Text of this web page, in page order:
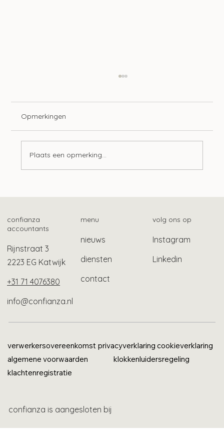
Opmerkingen
Plaats een opmerking...
confianza
accountants
Rijnstraat 3
2223 EG Katwijk
+31 71 4076380
info@confianza.nl
menu
nieuws
diensten
contact
volg ons op
Instagram
Linkedin
verwerkersovereenkomst privacyverklaring cookieverklaring
algemene voorwaarden
klokkenluidersregeling
klachtenregistratie
confianza is aangesloten bij